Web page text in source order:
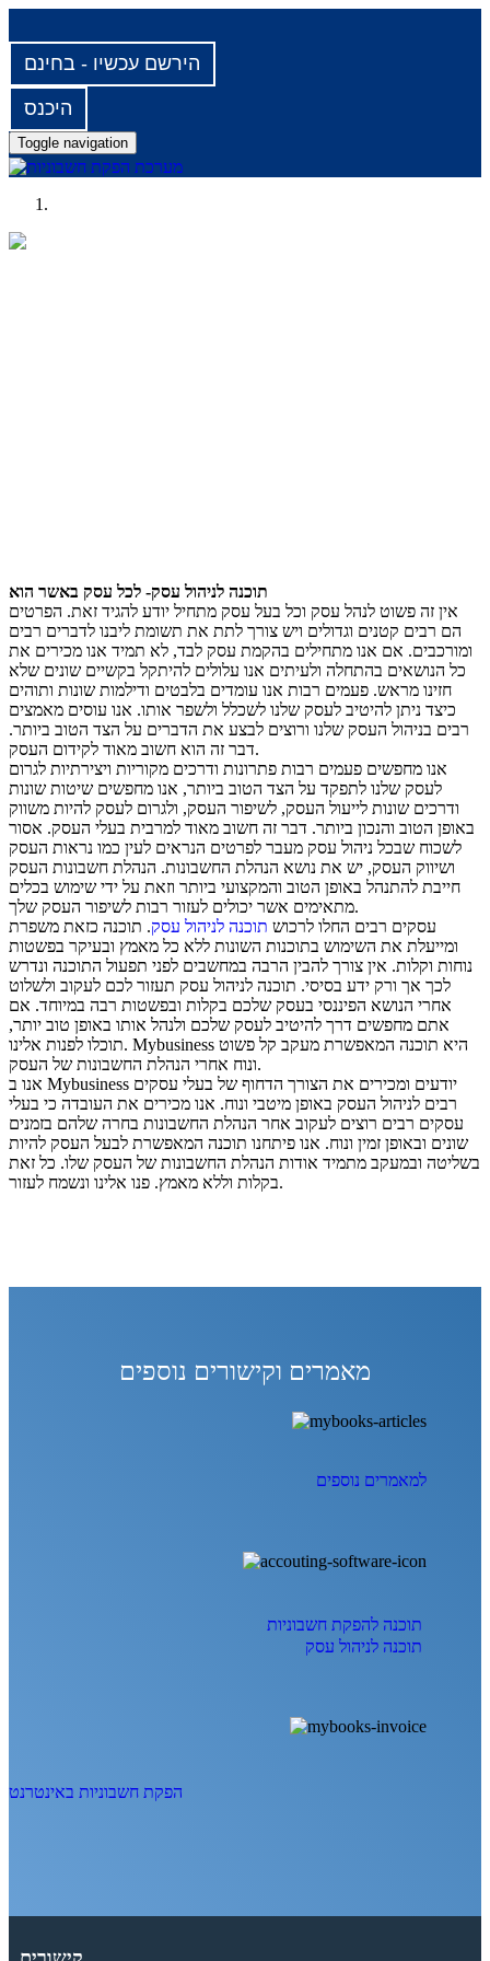
הירשם עכשיו - בחינם
היכנס
Toggle navigation
תוכנה לניהול עסק- לכל עסק באשר הוא
אין זה פשוט לנהל עסק וכל בעל עסק מתחיל יודע להגיד זאת. הפרטים
הם רבים קטנים וגדולים ויש צורך לתת את תשומת ליבנו לדברים רבים
ומורכבים. אם אנו מתחילים בהקמת עסק לבד, לא תמיד אנו מכירים את
כל הנושאים בהתחלה ולעיתים אנו עלולים להיתקל בקשיים שונים שלא
חזינו מראש. פעמים רבות אנו עומדים בלבטים ודילמות שונות ותוהים
כיצד ניתן להיטיב לעסק שלנו לשכלל ולשפר אותו. אנו עוסים מאמצים
רבים בניהול העסק שלנו ורוצים לבצע את הדברים על הצד הטוב ביותר.
דבר זה הוא חשוב מאוד לקידום העסק.
אנו מחפשים פעמים רבות פתרונות ודרכים מקוריות ויצירתיות לגרום
לעסק שלנו לתפקד על הצד הטוב ביותר, אנו מחפשים שיטות שונות
ודרכים שונות לייעול העסק, לשיפור העסק, ולגרום לעסק להיות משווק
באופן הטוב והנכון ביותר. דבר זה חשוב מאוד למרבית בעלי העסק. אסור
לשכוח שבכל ניהול עסק מעבר לפרטים הנראים לעין כמו נראות העסק
ושיווק העסק, יש את נושא הנהלת החשבונות. הנהלת חשבונות העסק
חייבת להתנהל באופן הטוב והמקצועי ביותר וזאת על ידי שימוש בכלים
מתאימים אשר יכולים לעזור רבות לשיפור העסק שלך.
עסקים רבים החלו לרכוש תוכנה לניהול עסק. תוכנה כזאת משפרת
ומייעלת את השימוש בתוכנות השונות ללא כל מאמץ ובעיקר בפשטות
נוחות וקלות. אין צורך להבין הרבה במחשבים לפני תפעול התוכנה ונדרש
לכך אך ורק ידע בסיסי. תוכנה לניהול עסק תעזור לכם לעקוב ולשלוט
אחרי הנושא הפיננסי בעסק שלכם בקלות ובפשטות רבה במיוחד. אם
אתם מחפשים דרך להיטיב לעסק שלכם ולנהל אותו באופן טוב יותר,
תוכלו לפנות אלינו. Mybusiness היא תוכנה המאפשרת מעקב קל פשוט
ונוח אחרי הנהלת החשבונות של העסק.
אנו ב Mybusiness יודעים ומכירים את הצורך הדחוף של בעלי עסקים
רבים לניהול העסק באופן מיטבי ונוח. אנו מכירים את העובדה כי בעלי
עסקים רבים רוצים לעקוב אחר הנהלת החשבונות בחרה שלהם בזמנים
שונים ובאופן זמין ונוח. אנו פיתחנו תוכנה המאפשרת לבעל העסק להיות
בשליטה ובמעקב מתמיד אודות הנהלת החשבונות של העסק שלו. כל זאת
בקלות וללא מאמץ. פנו אלינו ונשמח לעזור.
מאמרים וקישורים נוספים
למאמרים נוספים
הפקת חשבוניות באינטרנט